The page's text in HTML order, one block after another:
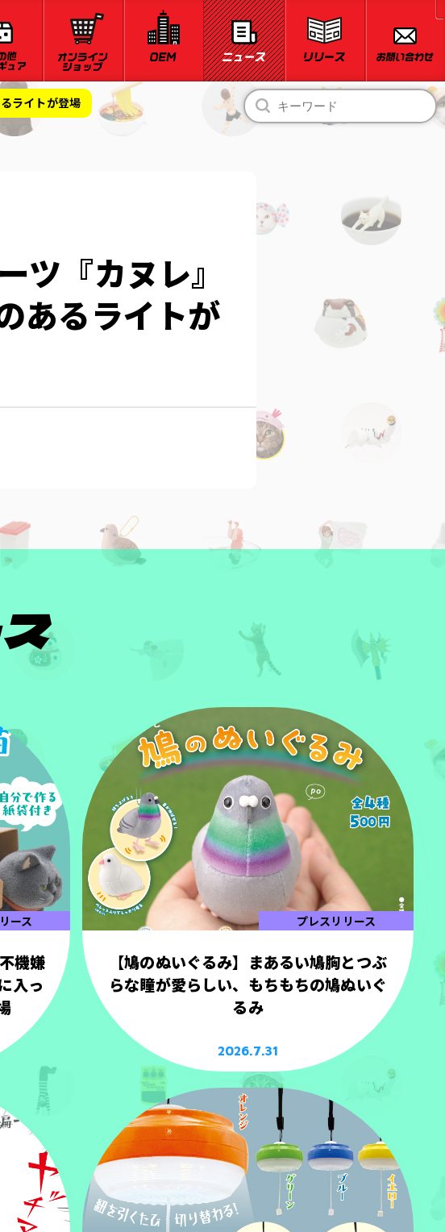
ライトが登場
ツ『カヌレ』
あるライトが
ース
機嫌
入っ
プレスリリース
【鳩のぬいぐるみ】まあるい鳩胸とつぶ
らな瞳が愛らしい、もちもちの鳩ぬいぐ
るみ
2026.7.31